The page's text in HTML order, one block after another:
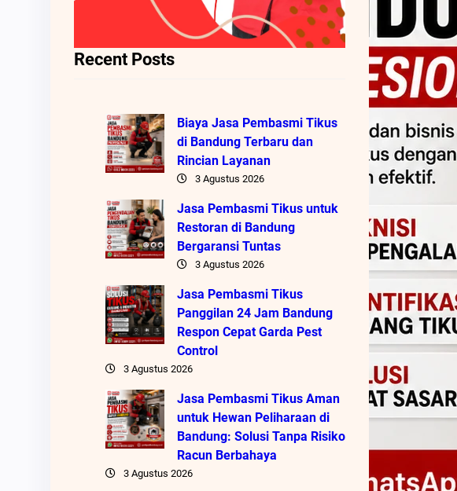
Recent Posts
Biaya Jasa Pembasmi Tikus
di Bandung Terbaru dan
Rincian Layanan
3 Agustus 2026
Jasa Pembasmi Tikus untuk
Restoran di Bandung
Bergaransi Tuntas
3 Agustus 2026
Jasa Pembasmi Tikus
Panggilan 24 Jam Bandung
Respon Cepat Garda Pest
Control
3 Agustus 2026
Jasa Pembasmi Tikus Aman
untuk Hewan Peliharaan di
Bandung: Solusi Tanpa Risiko
Racun Berbahaya
3 Agustus 2026